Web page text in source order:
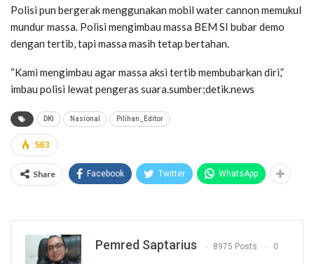
Polisi pun bergerak menggunakan mobil water cannon memukul
mundur massa. Polisi mengimbau massa BEM SI bubar demo
dengan tertib, tapi massa masih tetap bertahan.
“Kami mengimbau agar massa aksi tertib membubarkan diri,”
imbau polisi lewat pengeras suara.sumber;detik.news
DKI Nasional Pilihan_Editor
563
Share Facebook Twitter WhatsApp
Pemred Saptarius 8975 Posts 0